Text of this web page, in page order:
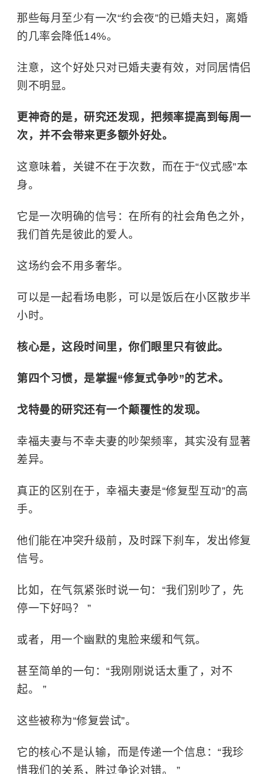
那些每月至少有一次“约会夜”的已婚夫妇，离婚
的几率会降低14%。
注意，这个好处只对已婚夫妻有效，对同居情侣
则不明显。
更神奇的是，研究还发现，把频率提高到每周一
次，并不会带来更多额外好处。
这意味着，关键不在于次数，而在于“仪式感”本
身。
它是一次明确的信号：在所有的社会角色之外，
我们首先是彼此的爱人。
这场约会不用多奢华。
可以是一起看场电影，可以是饭后在小区散步半
小时。
核心是，这段时间里，你们眼里只有彼此。
第四个习惯，是掌握“修复式争吵”的艺术。
戈特曼的研究还有一个颠覆性的发现。
幸福夫妻与不幸夫妻的吵架频率，其实没有显著
差异。
真正的区别在于，幸福夫妻是“修复型互动”的高
手。
他们能在冲突升级前，及时踩下刹车，发出修复
信号。
比如，在气氛紧张时说一句：“我们别吵了，先
停一下好吗？ ”
或者，用一个幽默的鬼脸来缓和气氛。
甚至简单的一句：“我刚刚说话太重了，对不
起。 ”
这些被称为“修复尝试”。
它的核心不是认输，而是传递一个信息：“我珍
惜我们的关系，胜过争论对错。 ”